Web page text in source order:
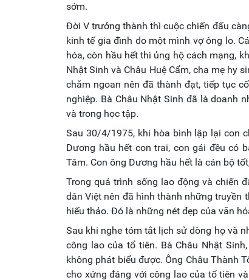
sớm.
Đời V trưởng thành thì cuộc chiến đấu
kinh tế gia đình do một mình vợ ông lo.
hóa, còn hầu hết thì ủng hộ cách mạng,
Nhật Sinh và Châu Huệ Cẩm, cha mẹ hy
chăm ngoan nên đã thành đạt, tiếp tục
nghiệp. Bà Châu Nhật Sinh đã là doanh
và trong học tập.
Sau 30/4/1975, khi hòa bình lập lại con
Dương hầu hết con trai, con gái đều có
Tâm. Con ông Dương hầu hết là cán bộ
Trong quá trình sống lao động và chiến
dân Việt nên đã hình thành những truyền
hiếu thảo. Đó là những nét đẹp của văn
Sau khi nghe tóm tắt lịch sử dòng họ và
công lao của tổ tiên. Bà Châu Nhật
không phát biểu được. Ông Châu Thành
cho xứng đáng với công lao của tổ tiên